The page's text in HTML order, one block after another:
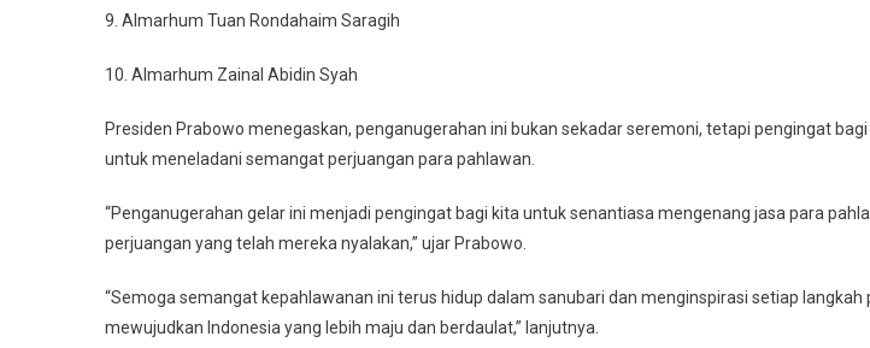
9. Almarhum Tuan Rondahaim Saragih
10. Almarhum Zainal Abidin Syah
Presiden Prabowo menegaskan, penganugerahan ini bukan sekadar seremoni, tetapi pengingat
untuk meneladani semangat perjuangan para pahlawan.
“Penganugerahan gelar ini menjadi pengingat bagi kita untuk senantiasa mengenang jasa para
perjuangan yang telah mereka nyalakan,” ujar Prabowo.
“Semoga semangat kepahlawanan ini terus hidup dalam sanubari dan menginspirasi setiap
mewujudkan Indonesia yang lebih maju dan berdaulat,” lanjutnya.